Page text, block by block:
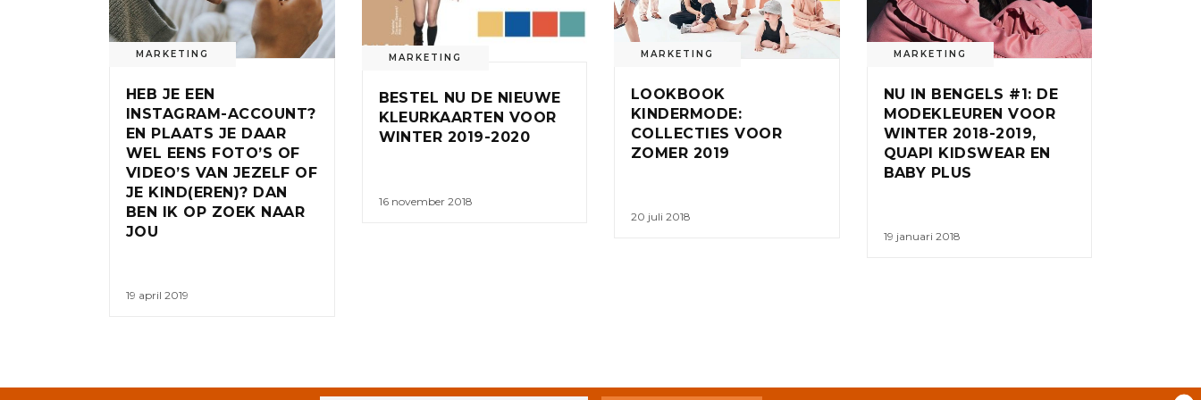
MARKETING
HEB JE EEN
INSTAGRAM-ACCOUNT?
EN PLAATS JE DAAR
WEL EENS FOTO’S OF
VIDEO’S VAN JEZELF OF
JE KIND(EREN)? DAN
BEN IK OP ZOEK NAAR
JOU
19 april 2019
MARKETING
BESTEL NU DE NIEUWE
KLEURKAARTEN VOOR
WINTER 2019-2020
16 november 2018
MARKETING
LOOKBOOK
KINDERMODE:
COLLECTIES VOOR
ZOMER 2019
20 juli 2018
MARKETING
NU IN BENGELS #1: DE
MODEKLEUREN VOOR
WINTER 2018-2019,
QUAPI KIDSWEAR EN
BABY PLUS
19 januari 2018